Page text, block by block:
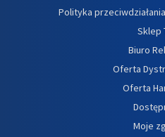
Polityka
Sklep
Biuro
Oferta
Oferta
Moje